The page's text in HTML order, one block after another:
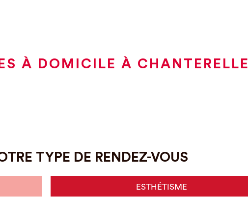
À DOMICILE À CHANTERELLE
TYPE DE RENDEZ-VOUS
ESTHÉTISME